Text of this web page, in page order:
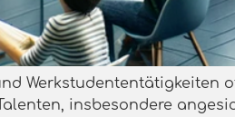
Werkstudententätigkeiten
insbesondere